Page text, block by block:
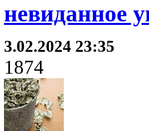
невиданное
3.02.2024 23:35
1874